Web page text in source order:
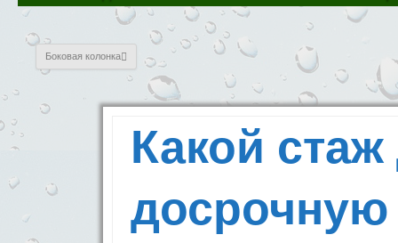
Боковая колонка
Какой
досрочную